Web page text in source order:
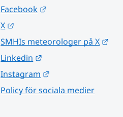
Facebook
X
SMHIs meteorologer på X
Linkedin
Instagram
Policy för sociala medier